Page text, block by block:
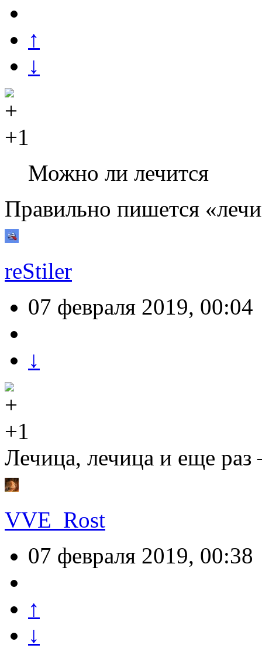
↑
↓
+1
Можно ли лечится
Правильно пишется
reStiler
07 февраля 2019, 00:04
↓
+1
Лечица, лечица и еще
VVE_Rost
07 февраля 2019, 00:38
↑
↓